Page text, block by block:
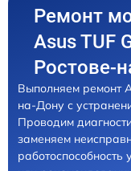
Ремонт
Asus TUF
Ростове-
Выполняем ремонт
на-Дону с
Проводим
заменяем
работоспособность